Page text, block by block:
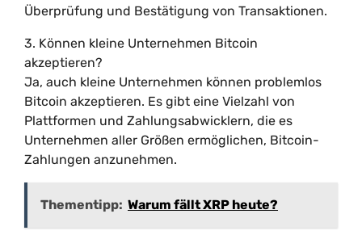
Überprüfung und Bestätigung von Transaktionen.
3. Können kleine Unternehmen Bitcoin
akzeptieren?
Ja, auch kleine Unternehmen können problemlos
Bitcoin akzeptieren. Es gibt eine Vielzahl von
Plattformen und Zahlungsabwicklern, die es
Unternehmen aller Größen ermöglichen, Bitcoin-
Zahlungen anzunehmen.
Thementipp: Warum fällt XRP heute?